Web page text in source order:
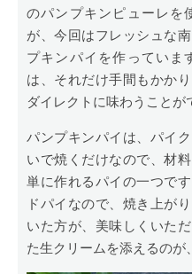
のパンプキンピューレを
が、今回はフレッシュな
プキンパイを作っていま
は、それだけ手間もかか
ダイレクトに味わうことが
パンプキンパイは、パイ
いで焼くだけなので、材
単に作れるパイの一つで
ドパイなので、焼き上が
いた方が、美味しくいた
た生クリームを添えるのが